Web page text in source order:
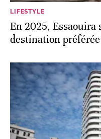
LIFESTYLE
En 2025, Essaouira
destination